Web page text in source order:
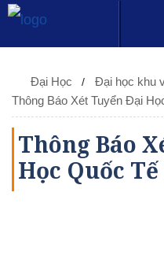
Đại Học
Đại học khu
Thông Báo Xét Tuyển Đại
Thông Báo
Học Quốc